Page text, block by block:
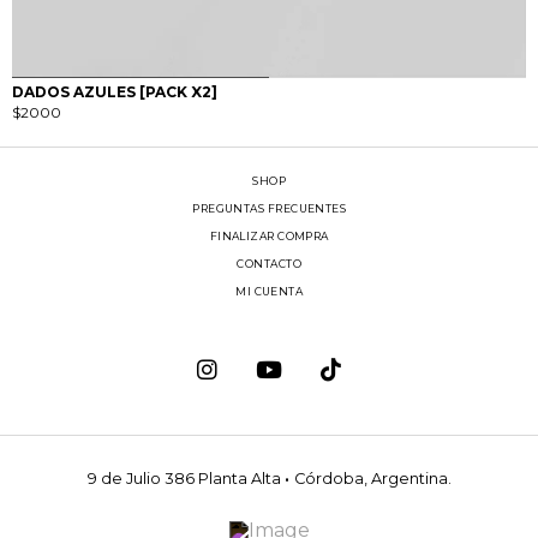
0 1
DADOS AZULES [PACK X2]
$2000
SHOP
PREGUNTAS FRECUENTES
FINALIZAR COMPRA
CONTACTO
MI CUENTA
9 de Julio 386 Planta Alta · Córdoba, Argentina.